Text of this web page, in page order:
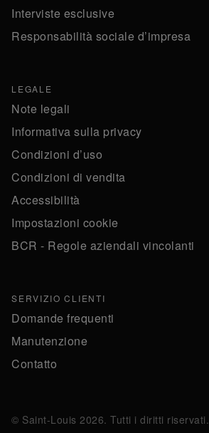
Interviste esclusive
Responsabilità sociale d’impresa
LEGALE
Note legali
Informativa sulla privacy
Condizioni d’uso
Condizioni di vendita
Accessibilità
Impostazioni cookie
BCR - Regole aziendali vincolanti
SERVIZIO CLIENTI
Domande frequenti
Manutenzione
Contatto
© Saint-Louis 2026. Tutti i diritti riservati.